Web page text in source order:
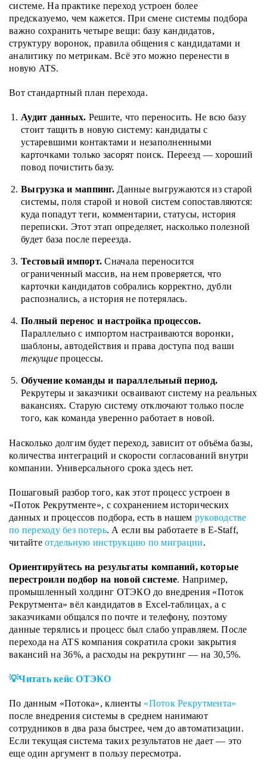
системе. На практике переход устроен более
предсказуемо, чем кажется. При смене системы подбора
важно сохранить четыре вещи: базу кандидатов,
структуру воронок, правила общения с кандидатами и
аналитику по метрикам. Всё это можно перенести в
новую ATS.
Вот стандартный план перехода.
Аудит данных. Решите, что переносить. Не всю базу
стоит тащить в новую систему: кандидаты с
устаревшими контактами и незаполненными
карточками только засорят поиск. Переезд — хороший
повод почистить базу.
Выгрузка и маппинг. Данные выгружаются из старой
системы, поля старой и новой систем сопоставляются:
куда попадут теги, комментарии, статусы, история
переписки. Этот этап определяет, насколько полезной
будет база после переезда.
Тестовый импорт. Сначала переносится
ограниченный массив, на нем проверяется, что
карточки кандидатов собрались корректно, дубли
распознались, а история не потерялась.
Полный перенос и настройка процессов.
Параллельно с импортом настраиваются воронки,
шаблоны, автодействия и права доступа под ваши
текущиепроцессы.
Обучение команды и параллельный период.
Рекрутеры и заказчики осваивают систему на реальных
вакансиях. Старую систему отключают только после
того, как команда уверенно работает в новой.
Насколько долгим будет переход, зависит от объёма базы,
количества интеграций и скорости согласований внутри
компании. Универсального срока здесь нет.
Пошаговый разбор того, как этот процесс устроен в
«Поток Рекрутменте», с сохранением исторических
данных и процессов подбора, есть в нашем руководстве
по переходу без потерь. А если вы работаете в E-Staff,
читайтеотдельную инструкцию по миграции.
Ориентируйтесь на результаты компаний, которые
перестроили подбор на новой системе. Например,
промышленный холдинг ОТЭКО до внедрения «Поток
Рекрутмента» вёл кандидатов в Excel-таблицах, а с
заказчиками общался по почте и телефону, поэтому
данные терялись и процесс был слабо управляем. После
перехода на ATS компания сократила сроки закрытия
вакансий на 36%, а расходы на рекрутинг — на 30,5%.
💡Читать кейс ОТЭКО
По данным «Потока», клиенты «Поток Рекрутмента»
после внедрения системы в среднем нанимают
сотрудников в два раза быстрее, чем до автоматизации.
Если текущая система таких результатов не дает — это
еще один аргумент в пользу пересмотра.